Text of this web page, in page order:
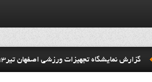
گزارش نمايشگاه تجهيزات ورزشي اصفهان تير93